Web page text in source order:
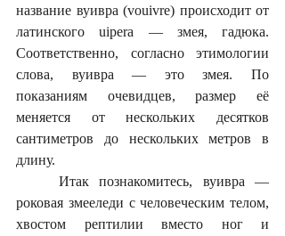
название вуивра (vouivre) происходит от
латинского uipera — змея, гадюка.
Соответственно, согласно этимологии
слова, вуивра — это змея. По
показаниям очевидцев, размер её
меняется от нескольких десятков
сантиметров до нескольких метров в
длину.
роковая змееледи с человеческим телом,
хвостом рептилии вместо ног и